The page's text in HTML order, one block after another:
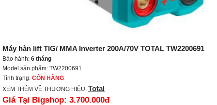
Máy hàn lift TIG/ MMA Inverter 200A/70V TOTAL TW2200691
Bảo hành: 6 tháng
Model sản phẩm: TW2200691
Tình trạng: CÒN HÀNG
XEM THÊM VỀ THƯƠNG HIỆU: Total
Giá Tại Bigshop: 3.700.000đ